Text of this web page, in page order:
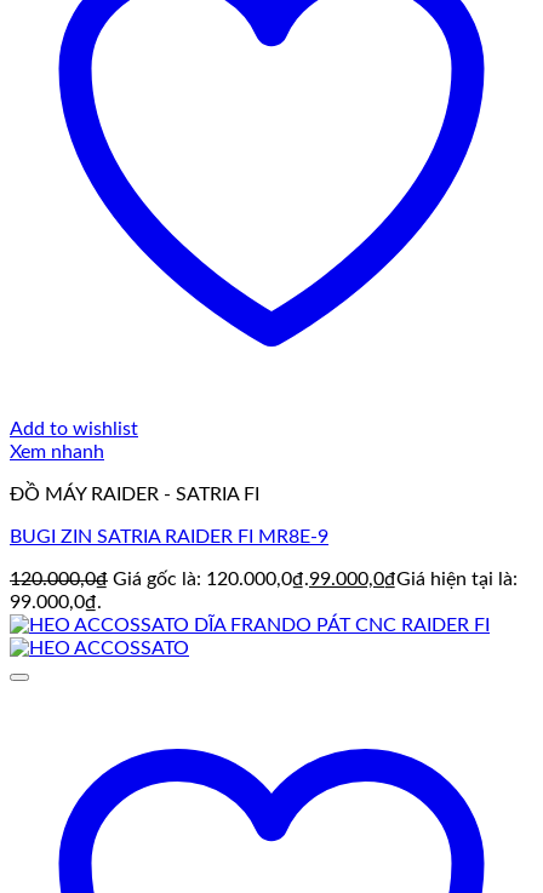
Add to wishlist
Xem nhanh
ĐỒ MÁY RAIDER - SATRIA FI
BUGI ZIN SATRIA RAIDER FI MR8E-9
120.000,0₫ Giá gốc là: 120.000,0₫.99.000,0₫Giá hiện tại là:
99.000,0₫.